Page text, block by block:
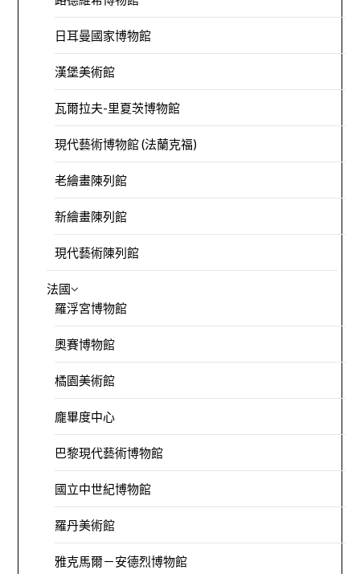
日耳曼國家博物館
漢堡美術館
瓦爾拉夫-里夏茨博物館
現代藝術博物館 (法蘭克福)
老繪畫陳列館
新繪畫陳列館
現代藝術陳列館
法國
羅浮宮博物館
奧賽博物館
橘園美術館
龐畢度中心
巴黎現代藝術博物館
國立中世紀博物館
羅丹美術館
雅克馬爾－安德烈博物館